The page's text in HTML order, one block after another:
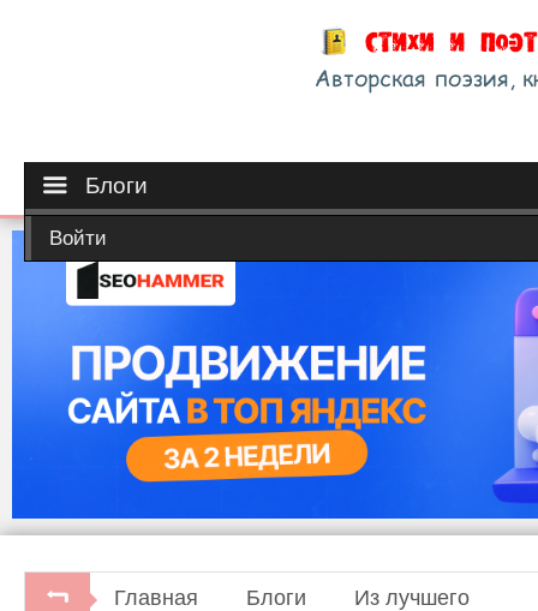
Блоги
Войти
Главная Блоги Из лучшего